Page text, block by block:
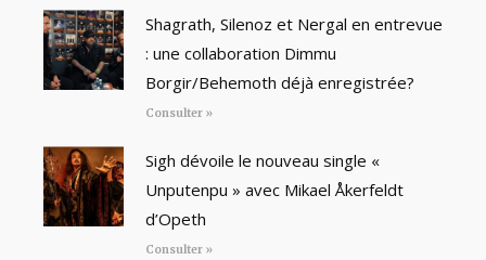
Shagrath, Silenoz et Nergal en entrevue
: une collaboration Dimmu
Borgir/Behemoth déjà enregistrée?
Consulter »
Sigh dévoile le nouveau single «
Unputenpu » avec Mikael Åkerfeldt
d’Opeth
Consulter »